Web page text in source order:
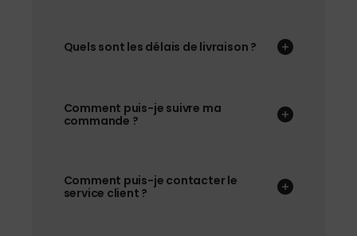
Quels sont les délais de livraison ?
Comment puis-je suivre ma
commande ?
Comment puis-je contacter le
service client ?